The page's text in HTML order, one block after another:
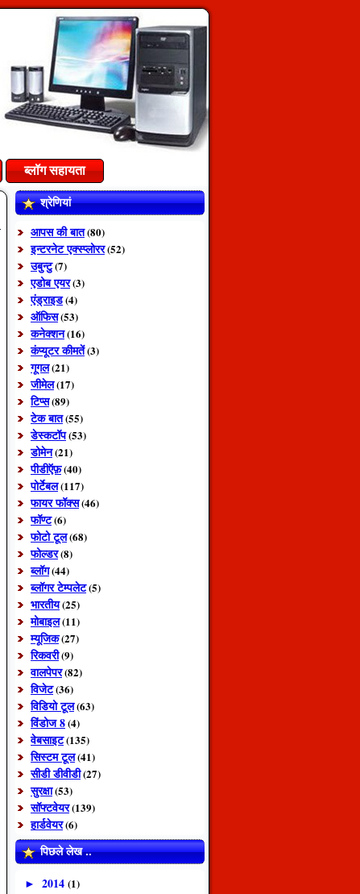
ब्लॉग सहायता
श्रेणियां
आपस की बात(80)
इन्टरनेट एक्स्प्लोरर(52)
उबुन्टु(7)
एडोब एयर(3)
एंड्राइड(4)
ऑफिस(53)
कनेक्शन(16)
कंप्यूटर कीमतें(3)
गूगल(21)
जीमेल(17)
टिप्स(89)
टेक बात(55)
डेस्कटॉप(53)
डोमेन(21)
पीडीऍफ़(40)
पोर्टेबल(117)
फायर फॉक्स(46)
फॉण्ट(6)
फोटो टूल(68)
फोल्डर(8)
ब्लॉग(44)
ब्लॉगर टेम्पलेट(5)
भारतीय(25)
मोबाइल(11)
म्यूजिक(27)
रिकवरी(9)
वालपेपर(82)
विजेट(36)
विडियो टूल(63)
विंडोज 8(4)
वेबसाइट(135)
सिस्टम टूल(41)
सीडी डीवीडी(27)
सुरक्षा(53)
सॉफ्टवेयर(139)
हार्डवेयर(6)
पिछले लेख ..
► 2014 (1)